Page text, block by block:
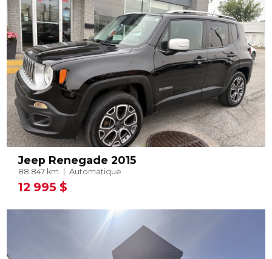
Jeep Renegade 2015
88 847 km Automatique
12 995 $